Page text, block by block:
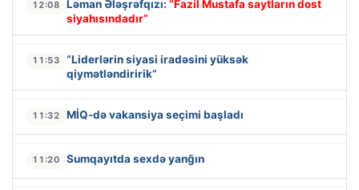
12:08 Ləman Ələşrəfqızı: “Fazil Mustafa saytların dost
siyahısındadır”
11:53
“Liderlərin siyasi iradəsini yüksək
qiymətləndiririk”
11:32 MİQ-də vakansiya seçimi başladı
11:20 Sumqayıtda sexdə yanğın